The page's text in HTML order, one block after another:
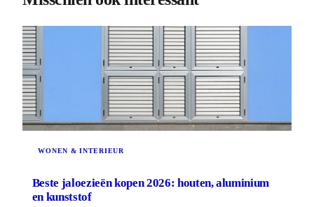
WONEN & INTERIEUR
Beste jaloezieën kopen 2026: houten, aluminium
en kunststof